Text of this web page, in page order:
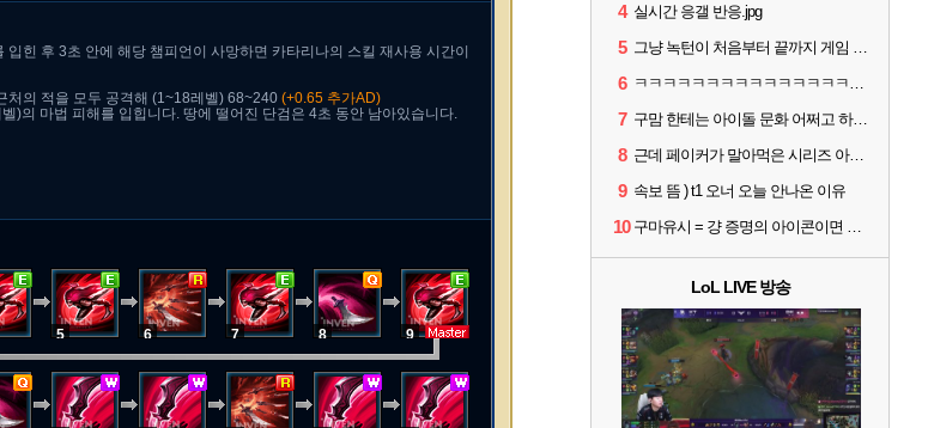
힌 후 3초 안에 해당 챔피언이 사망하면 카타리나의 스킬 재사용 시간이
처의 적을 모두 공격해 (1~18레벨) 68~240 (+0.65 추가AD)
)의 마법 피해를 입힙니다. 땅에 떨어진 단검은 4초 동안 남아있습니다.
5 6 7 8 9
4 실시간 응갤 반응.jpg
5 그냥 녹턴이 처음부터 끝까지 게임 지게 굴려줬는데
6 ㅋㅋㅋㅋㅋㅋㅋㅋㅋㅋㅋㅋㅋㅋㅋㅋㅋㅋ
7 구맘 한테는 아이돌 문화 어쩌고 하더니 티원 팬이 제일 역겨움 그냥
8 근데 페이커가 말아먹은 시리즈 아님?
9 속보 뜸 ) t1 오너 오늘 안나온 이유
10 구마유시 = 걍 증명의 아이콘이면 개추 ㅋㅋㅋㅋㅋㅋㅋㅋㅋ
LoL LIVE 방송